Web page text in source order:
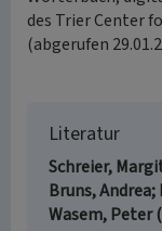
des Trier Center
(abgerufen
Literatur
Schreier,
Bruns,
Wasem, Peter